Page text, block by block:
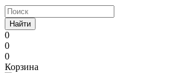
Найти
0
0
0
Корзина